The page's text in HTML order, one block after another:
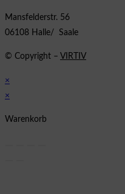
Mansfelderstr. 56
06108 Halle/ Saale
© Copyright – VIRTIV
×
×
Warenkorb